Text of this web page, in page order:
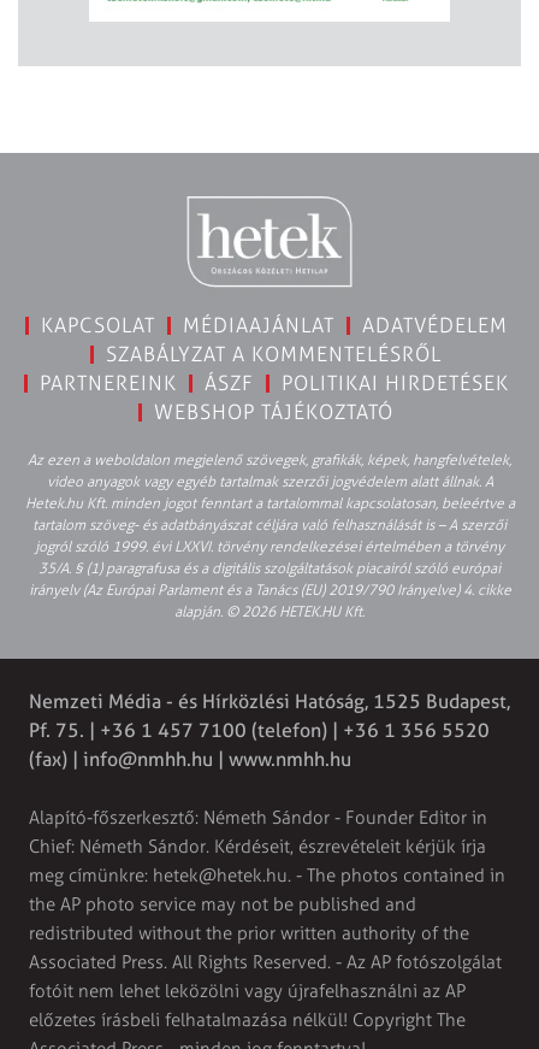
KAPCSOLAT MÉDIAAJÁNLAT
ADATVÉDELEM
SZABÁLYZAT A KOMMENTELÉSRŐL
PARTNEREINK
ÁSZF
POLITIKAI HIRDETÉSEK
WEBSHOP TÁJÉKOZTATÓ
Az ezen a weboldalon megjelenő szövegek, grafikák, képek, hangfelvételek,
video anyagok vagy egyéb tartalmak szerzői jogvédelem alatt állnak. A
Hetek.hu Kft. minden jogot fenntart a tartalommal kapcsolatosan, beleértve a
tartalom szöveg- és adatbányászat céljára való felhasználását is – A szerzői
jogról szóló 1999. évi LXXVI. törvény rendelkezései értelmében a törvény
35/A. § (1) paragrafusa és a digitális szolgáltatások piacairól szóló európai
irányelv (Az Európai Parlament és a Tanács (EU) 2019/790 Irányelve) 4. cikke
alapján. © 2026 HETEK.HU Kft.
Nemzeti Média - és Hírközlési Hatóság, 1525 Budapest,
Pf. 75. | +36 1 457 7100 (telefon) | +36 1 356 5520
(fax) | info@nmhh.hu | www.nmhh.hu
Alapító-főszerkesztő: Németh Sándor - Founder Editor in
Chief: Németh Sándor. Kérdéseit, észrevételeit kérjük írja
meg címünkre: hetek@hetek.hu. - The photos contained in
the AP photo service may not be published and
redistributed without the prior written authority of the
Associated Press. All Rights Reserved. - Az AP fotószolgálat
fotóit nem lehet leközölni vagy újrafelhasználni az AP
előzetes írásbeli felhatalmazása nélkül! Copyright The